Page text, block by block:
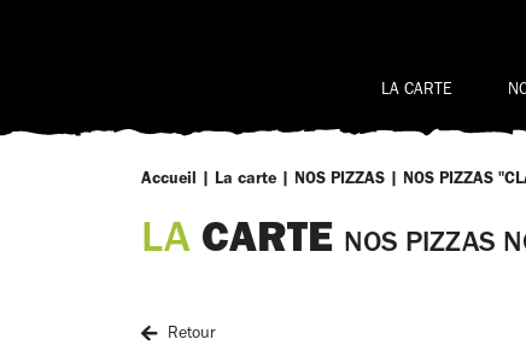
LA CARTE
Accueil | La carte | NOS PIZZAS | NOS PIZZAS
LA CARTE NOS PIZZAS
Retour